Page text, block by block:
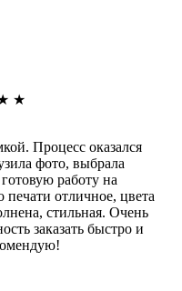
★
Процесс оказался
фото, выбрала
работу на
отличное, цвета
стильная. Очень
заказать быстро и